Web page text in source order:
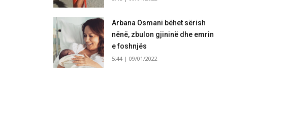
Arbana Osmani bëhet sërish
nënë, zbulon gjininë dhe emrin
e foshnjës
5:44 | 09/01/2022